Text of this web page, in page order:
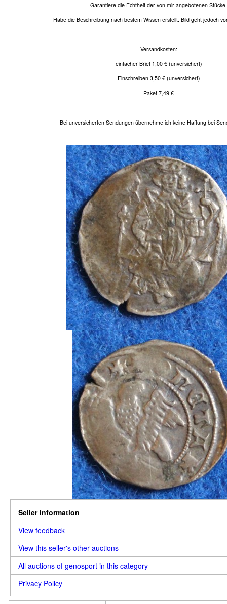
Garantiere die Echtheit der von mir angebotenen Stücke.
Habe die Beschreibung nach bestem Wissen erstellt. Bild geht jedoch
Versandkosten:
einfacher Brief 1,00 € (unversichert)
Einschreiben 3,50 € (unversichert)
Paket 7,49 €
Bei unversicherten Sendungen übernehme ich keine Haftung bei
Seller information
View feedback
View this seller's other auctions
All auctions of genosport in this category
Privacy Policy